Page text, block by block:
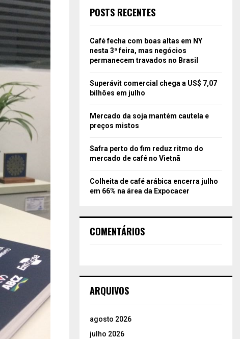
POSTS RECENTES
Café fecha com boas altas em NY
nesta 3ª feira, mas negócios
permanecem travados no Brasil
Superávit comercial chega a US$ 7,07
bilhões em julho
Mercado da soja mantém cautela e
preços mistos
Safra perto do fim reduz ritmo do
mercado de café no Vietnã
Colheita de café arábica encerra julho
em 66% na área da Expocacer
COMENTÁRIOS
ARQUIVOS
agosto 2026
julho 2026